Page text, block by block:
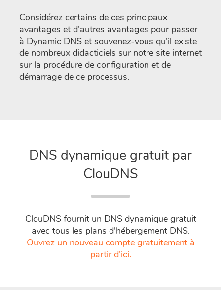
Considérez certains de ces principaux
avantages et d'autres avantages pour passer
à Dynamic DNS et souvenez-vous qu'il existe
de nombreux didacticiels sur notre site internet
sur la procédure de configuration et de
démarrage de ce processus.
DNS dynamique gratuit par
ClouDNS
ClouDNS fournit un DNS dynamique gratuit
avec tous les plans d'hébergement DNS.
Ouvrez un nouveau compte gratuitement à
partir d'ici.